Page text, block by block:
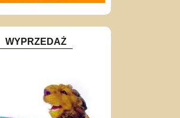
WYPRZEDAŻ